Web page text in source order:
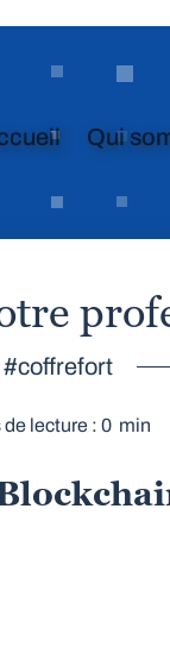
Qui
#coffrefort
de lecture : 0 min